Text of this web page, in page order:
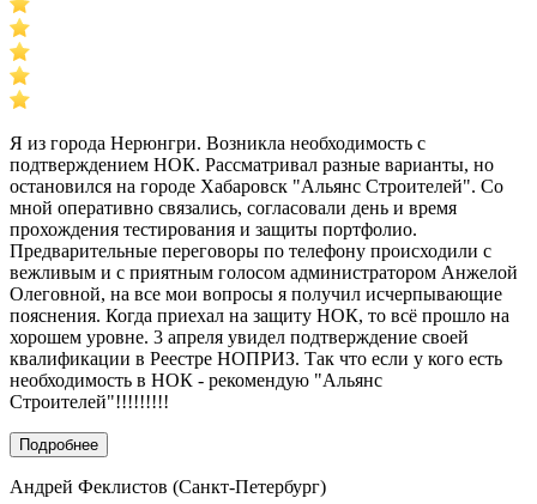
Я из города Нерюнгри. Возникла необходимость с
подтверждением НОК. Рассматривал разные варианты, но
остановился на городе Хабаровск "Альянс Строителей". Со
мной оперативно связались, согласовали день и время
прохождения тестирования и защиты портфолио.
Предварительные переговоры по телефону происходили с
вежливым и с приятным голосом администратором Анжелой
Олеговной, на все мои вопросы я получил исчерпывающие
пояснения. Когда приехал на защиту НОК, то всё прошло на
хорошем уровне. 3 апреля увидел подтверждение своей
квалификации в Реестре НОПРИЗ. Так что если у кого есть
необходимость в НОК - рекомендую "Альянс
Строителей"!!!!!!!!!
Подробнее
Андрей Феклистов (Санкт-Петербург)